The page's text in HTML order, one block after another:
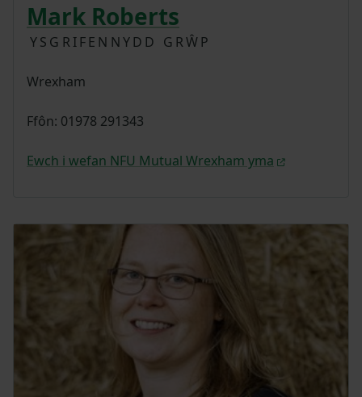
Mark Roberts
YSGRIFENNYDD GRŴP
Wrexham
Ffôn: 01978 291343
Ewch i wefan NFU Mutual Wrexham yma